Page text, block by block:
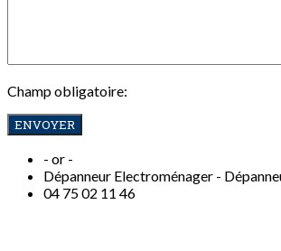
Champ obligatoire:
- or -
Dépanneur Electroménager -
04 75 02 11 46